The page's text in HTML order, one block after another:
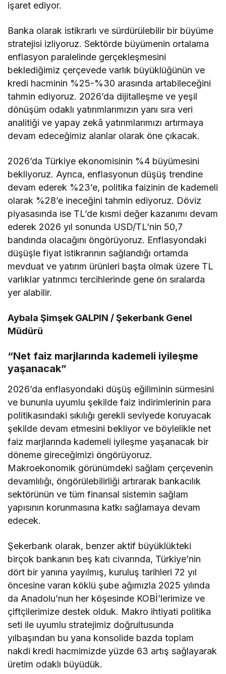
işaret ediyor.
Banka olarak istikrarlı ve sürdürülebilir bir büyüme
stratejisi izliyoruz. Sektörde büyümenin ortalama
enflasyon paralelinde gerçekleşmesini
beklediğimiz çerçevede varlık büyüklüğünün ve
kredi hacminin %25-%30 arasında artabileceğini
tahmin ediyoruz. 2026’da dijitalleşme ve yeşil
dönüşüm odaklı yatırımlarımızın yanı sıra veri
analitiği ve yapay zekâ yatırımlarımızı artırmaya
devam edeceğimiz alanlar olarak öne çıkacak.
2026’da Türkiye ekonomisinin %4 büyümesini
bekliyoruz. Ayrıca, enflasyonun düşüş trendine
devam ederek %23’e, politika faizinin de kademeli
olarak %28’e ineceğini tahmin ediyoruz. Döviz
piyasasında ise TL’de kısmi değer kazanımı devam
ederek 2026 yıl sonunda USD/TL’nin 50,7
bandında olacağını öngörüyoruz. Enflasyondaki
düşüşle fiyat istikrarının sağlandığı ortamda
mevduat ve yatırım ürünleri başta olmak üzere TL
varlıklar yatırımcı tercihlerinde gene ön sıralarda
yer alabilir.
Aybala Şimşek GALPIN / Şekerbank Genel
Müdürü
“Net faiz marjlarında kademeli iyileşme
yaşanacak”
2026’da enflasyondaki düşüş eğiliminin sürmesini
ve bununla uyumlu şekilde faiz indirimlerinin para
politikasındaki sıkılığı gerekli seviyede koruyacak
şekilde devam etmesini bekliyor ve böylelikle net
faiz marjlarında kademeli iyileşme yaşanacak bir
döneme gireceğimizi öngörüyoruz.
Makroekonomik görünümdeki sağlam çerçevenin
devamlılığı, öngörülebilirliği artırarak bankacılık
sektörünün ve tüm finansal sistemin sağlam
yapısının korunmasına katkı sağlamaya devam
edecek.
Şekerbank olarak, benzer aktif büyüklükteki
birçok bankanın beş katı civarında, Türkiye’nin
dört bir yanına yayılmış, kuruluş tarihleri 72 yıl
öncesine varan köklü şube ağımızla 2025 yılında
da Anadolu’nun her köşesinde KOBİ’lerimize ve
çiftçilerimize destek olduk. Makro ihtiyati politika
seti ile uyumlu stratejimiz doğrultusunda
yılbaşından bu yana konsolide bazda toplam
nakdi kredi hacmimizde yüzde 63 artış sağlayarak
üretim odaklı büyüdük.